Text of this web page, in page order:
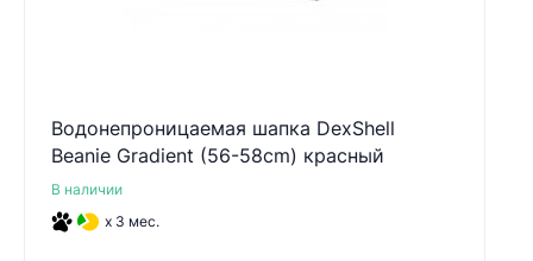
Водонепроницаемая шапка DexShell
Beanie Gradient (56-58cm) красный
В наличии
x 3 мес.